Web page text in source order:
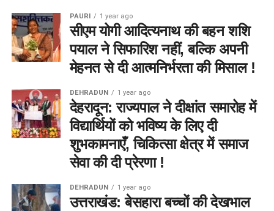
PAURI 1 year ago
सीएम योगी आदित्यनाथ की बहन शशि
पयाल ने सिफारिश नहीं, बल्कि अपनी
मेहनत से दी आत्मनिर्भरता की मिसाल !
DEHRADUN 1 year ago
देहरादून: राज्यपाल ने दीक्षांत समारोह में
विद्यार्थियों को भविष्य के लिए दी
शुभकामनाएँ, चिकित्सा क्षेत्र में समाज
सेवा की दी प्रेरणा !
DEHRADUN 1 year ago
उत्तराखंड: बेसहारा बच्चों की देखभाल